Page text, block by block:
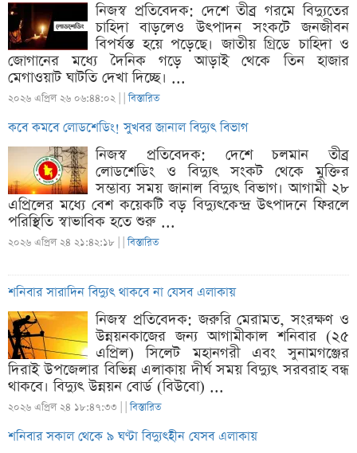
নিজস্ব প্রতিবেদক: দেশে তীব্র গরমে বিদ্যুতের
চাহিদা বাড়লেও উৎপাদন সংকটে জনজীবন
বিপর্যস্ত হয়ে পড়েছে। জাতীয় গ্রিডে চাহিদা ও
জোগানের মধ্যে দৈনিক গড়ে আড়াই থেকে তিন হাজার
মেগাওয়াট ঘাটতি দেখা দিচ্ছে। ...
২০২৬ এপ্রিল ২৬ ০৬:৪৪:০২ | |বিস্তারিত
কবে কমবে লোডশেডিং! সুখবর জানাল বিদ্যুৎ বিভাগ
নিজস্ব প্রতিবেদক: দেশে চলমান তীব্র
লোডশেডিং ও বিদ্যুৎ সংকট থেকে মুক্তির
সম্ভাব্য সময় জানাল বিদ্যুৎ বিভাগ। আগামী ২৮
এপ্রিলের মধ্যে বেশ কয়েকটি বড় বিদ্যুৎকেন্দ্র উৎপাদনে ফিরলে
পরিস্থিতি স্বাভাবিক হতে শুরু ...
২০২৬ এপ্রিল ২৪ ২১:৪২:১৮ | |বিস্তারিত
শনিবার সারাদিন বিদ্যুৎ থাকবে না যেসব এলাকায়
নিজস্ব প্রতিবেদক: জরুরি মেরামত, সংরক্ষণ ও
উন্নয়নকাজের জন্য আগামীকাল শনিবার (২৫
এপ্রিল) সিলেট মহানগরী এবং সুনামগঞ্জের
দিরাই উপজেলার বিভিন্ন এলাকায় দীর্ঘ সময় বিদ্যুৎ সরবরাহ বন্ধ
থাকবে। বিদ্যুৎ উন্নয়ন বোর্ড (বিউবো) ...
২০২৬ এপ্রিল ২৪ ১৮:৪৭:৩৩ | |বিস্তারিত
শনিবার সকাল থেকে ৯ ঘণ্টা বিদ্যুৎহীন যেসব এলাকায়